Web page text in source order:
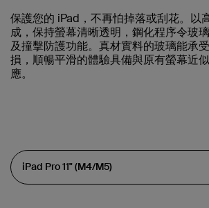
保護您的 iPad，不再怕掉落或刮花。以
成，保持螢幕清晰透明，鋼化程序令玻
及撞擊防護功能。真材實料的玻璃能承
損，順暢平滑的體驗具備與原有螢幕近
應。